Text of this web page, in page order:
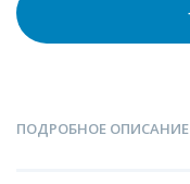
ПОДРОБНОЕ ОПИСАНИЕ